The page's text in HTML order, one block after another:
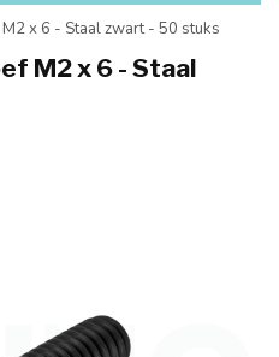
x 6 - Staal zwart - 50 stuks
M2 x 6 - Staal